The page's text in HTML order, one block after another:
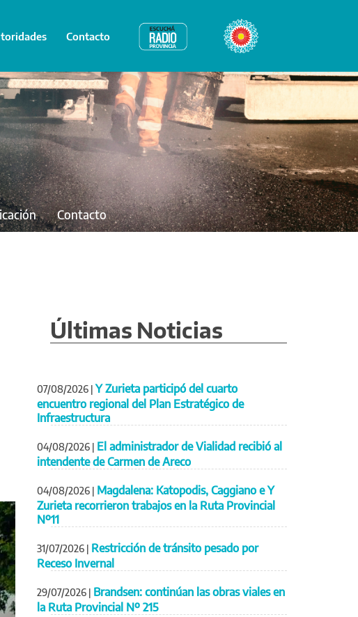
Contacto Radio Provincia Bicentenario
Contacto
Últimas Noticias
07/08/2026 | Y Zurieta participó del cuarto
encuentro regional del Plan Estratégico de
Infraestructura
04/08/2026 | El administrador de Vialidad recibió al
intendente de Carmen de Areco
04/08/2026 | Magdalena: Katopodis, Caggiano e Y
Zurieta recorrieron trabajos en la Ruta Provincial
Nº11
31/07/2026 | Restricción de tránsito pesado por
Receso Invernal
29/07/2026 | Brandsen: continúan las obras viales en
la Ruta Provincial Nº 215